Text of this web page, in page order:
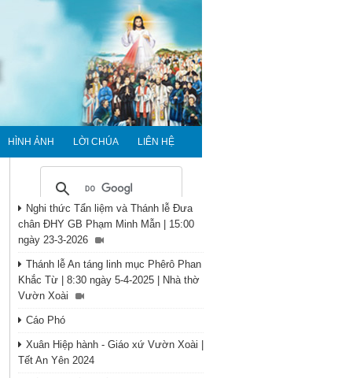
HÌNH ẢNH LỜI CHÚA LIÊN HỆ
Nghi thức Tẩn liệm và Thánh lễ Đưa
chân ĐHY GB Phạm Minh Mẫn | 15:00
ngày 23-3-2026
Thánh lễ An táng linh mục Phêrô Phan
Khắc Từ | 8:30 ngày 5-4-2025 | Nhà thờ
Vườn Xoài
Cáo Phó
Xuân Hiệp hành - Giáo xứ Vườn Xoài |
Tết An Yên 2024